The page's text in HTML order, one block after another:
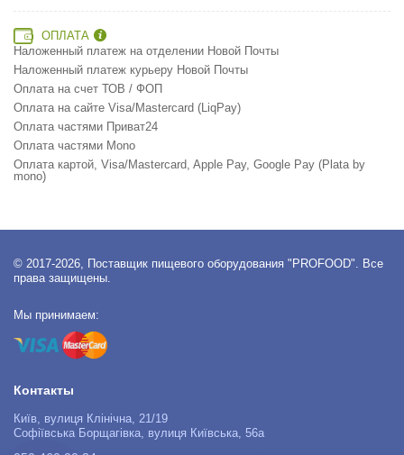
ОПЛАТА
Наложенный платеж на отделении Новой Почты
Наложенный платеж курьеру Новой Почты
Оплата на счет ТОВ / ФОП
Оплата на сайте Visa/Mastercard (LiqPay)
Оплата частями Приват24
Оплата частями Mono
Оплата картой, Visa/Mastercard, Apple Pay, Google Pay (Plata by
mono)
© 2017-2026, Поставщик пищевого оборудования "PROFOOD". Все
права защищены.
Мы принимаем:
Контакты
Київ, вулиця Клінічна, 21/19
Софіївська Борщагівка, вулиця Київська, 56а